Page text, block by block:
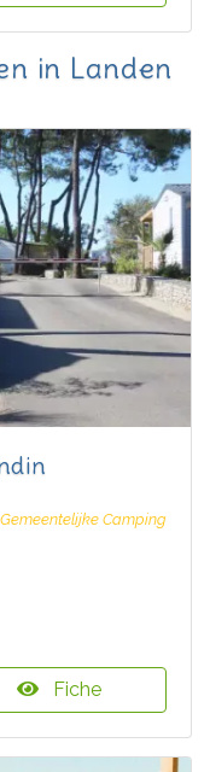
in Landen
Gemeentelijke Camping
Fiche